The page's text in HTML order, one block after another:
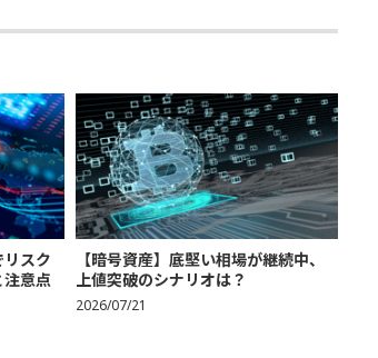
リスク
意点
【暗号資産】底堅い相場が継続中、
上値突破のシナリオは？
2026/07/21